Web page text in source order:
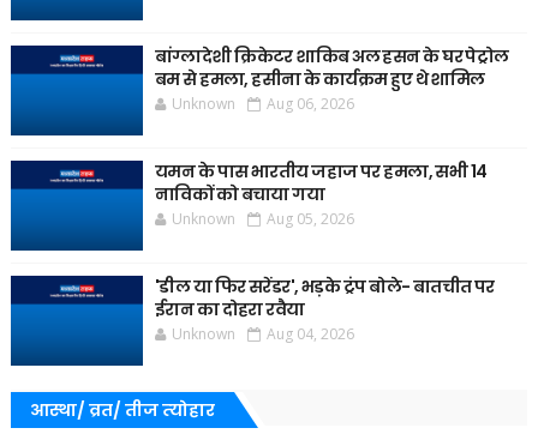
बांग्लादेशी क्रिकेटर शाकिब अल हसन के घर पेट्रोल
बम से हमला, हसीना के कार्यक्रम हुए थे शामिल
Unknown Aug 06, 2026
यमन के पास भारतीय जहाज पर हमला, सभी 14
नाविकों को बचाया गया
Unknown Aug 05, 2026
'डील या फिर सरेंडर', भड़के ट्रंप बोले- बातचीत पर
ईरान का दोहरा रवैया
Unknown Aug 04, 2026
आस्था/ व्रत/ तीज त्‍योहार